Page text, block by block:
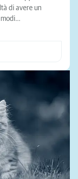
di avere un
modi…